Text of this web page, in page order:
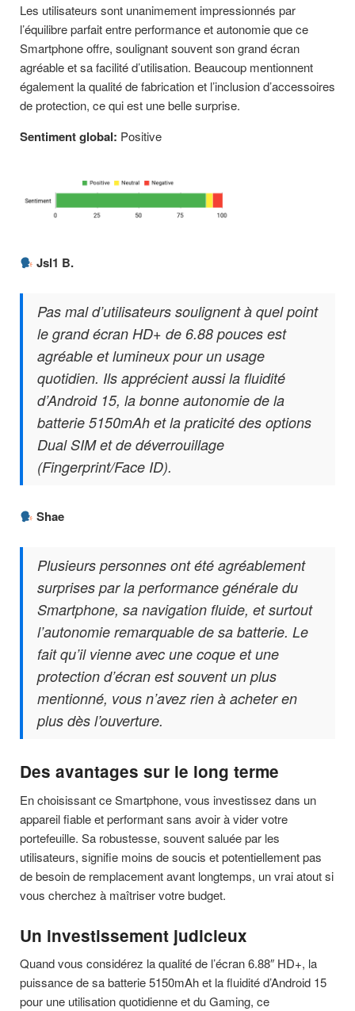
Les utilisateurs sont unanimement impressionnés par
l’équilibre parfait entre performance et autonomie que ce
Smartphone offre, soulignant souvent son grand écran
agréable et sa facilité d’utilisation. Beaucoup mentionnent
également la qualité de fabrication et l’inclusion d’accessoires
de protection, ce qui est une belle surprise.
Sentiment global: Positive
Jsl1 B.
Pas mal d’utilisateurs soulignent à quel point
le grand écran HD+ de 6.88 pouces est
agréable et lumineux pour un usage
quotidien. Ils apprécient aussi la fluidité
d’Android 15, la bonne autonomie de la
batterie 5150mAh et la praticité des options
Dual SIM et de déverrouillage
(Fingerprint/Face ID).
Shae
Plusieurs personnes ont été agréablement
surprises par la performance générale du
Smartphone, sa navigation fluide, et surtout
l’autonomie remarquable de sa batterie. Le
fait qu’il vienne avec une coque et une
protection d’écran est souvent un plus
mentionné, vous n’avez rien à acheter en
plus dès l’ouverture.
Des avantages sur le long terme
En choisissant ce Smartphone, vous investissez dans un
appareil fiable et performant sans avoir à vider votre
portefeuille. Sa robustesse, souvent saluée par les
utilisateurs, signifie moins de soucis et potentiellement pas
de besoin de remplacement avant longtemps, un vrai atout si
vous cherchez à maîtriser votre budget.
Un investissement judicieux
Quand vous considérez la qualité de l’écran 6.88″ HD+, la
puissance de sa batterie 5150mAh et la fluidité d’Android 15
pour une utilisation quotidienne et du Gaming, ce